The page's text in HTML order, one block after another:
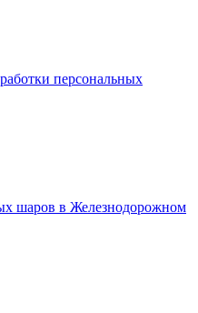
персональных